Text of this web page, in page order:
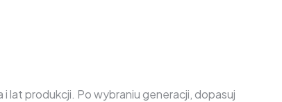
lat produkcji. Po wybraniu generacji, dopasuj